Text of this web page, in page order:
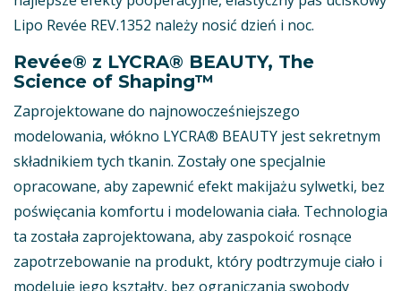
Lipo Revée REV.1352 należy nosić dzień i noc.
Revée® z LYCRA® BEAUTY, The
Science of Shaping™
Zaprojektowane do najnowocześniejszego
modelowania, włókno LYCRA® BEAUTY jest sekretnym
składnikiem tych tkanin. Zostały one specjalnie
opracowane, aby zapewnić efekt makijażu sylwetki, bez
poświęcania komfortu i modelowania ciała. Technologia
ta została zaprojektowana, aby zaspokoić rosnące
zapotrzebowanie na produkt, który podtrzymuje ciało i
modeluje jego kształty, bez ograniczania swobody